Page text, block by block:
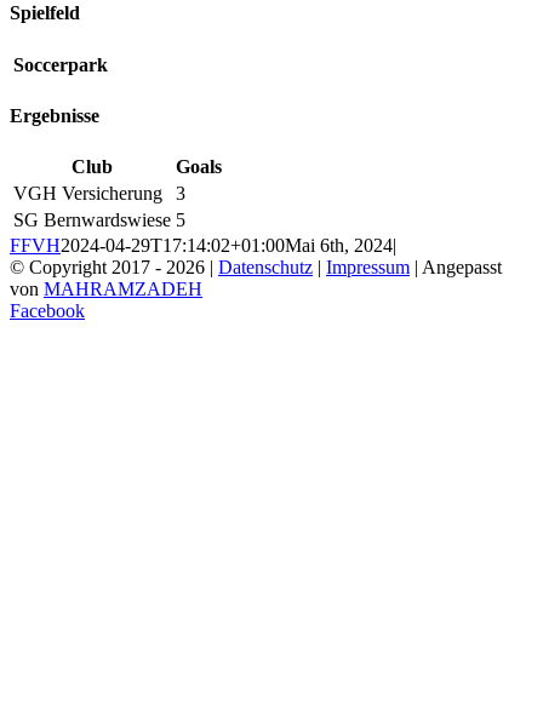
Spielfeld
Soccerpark
Ergebnisse
Club
Goals
VGH Versicherung
3
SG Bernwardswiese 5
FFVH2024-04-29T17:14:02+01:00Mai 6th, 2024|
© Copyright 2017 - 2026 | Datenschutz | Impressum | Angepasst
von MAHRAMZADEH
Facebook